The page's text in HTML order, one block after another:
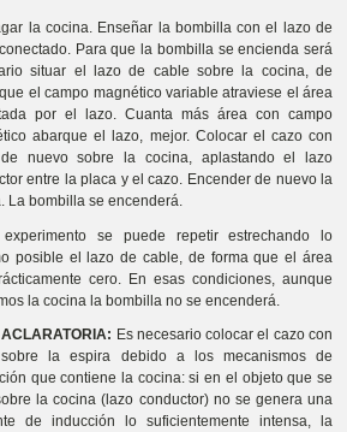
la cocina. Enseñar la bombilla con el lazo de
Para que la bombilla se encienda será
situar el lazo de cable sobre la cocina, de
el campo magnético variable atraviese el área
por el lazo. Cuanta más área con campo
abarque el lazo, mejor. Colocar el cazo con
nuevo sobre la cocina, aplastando el lazo
entre la placa y el cazo. Encender de nuevo la
La bombilla se encenderá.
se puede repetir estrechando lo
posible el lazo de cable, de forma que el área
cero. En esas condiciones, aunque
la cocina la bombilla no se encenderá.
ACLARATORIA: Es necesario colocar el cazo con
la espira debido a los mecanismos de
que contiene la cocina: si en el objeto que se
la cocina (lazo conductor) no se genera una
de inducción lo suficientemente intensa, la